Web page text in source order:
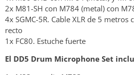
2x M81-SH con M784 (metal) con
4x SGMC-5R. Cable XLR de 5
recto
1x FC80. Estuche fuerte
El DD5 Drum Microphone Set